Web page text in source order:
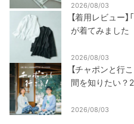
2026/08/03
【着用レビュー
が着てみました
2026/08/03
【チャポンと行
間を知りたい？
2026/08/03